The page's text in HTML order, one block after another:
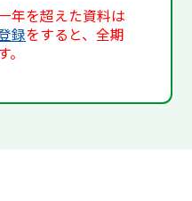
年を超えた資料は
録をすると、全期